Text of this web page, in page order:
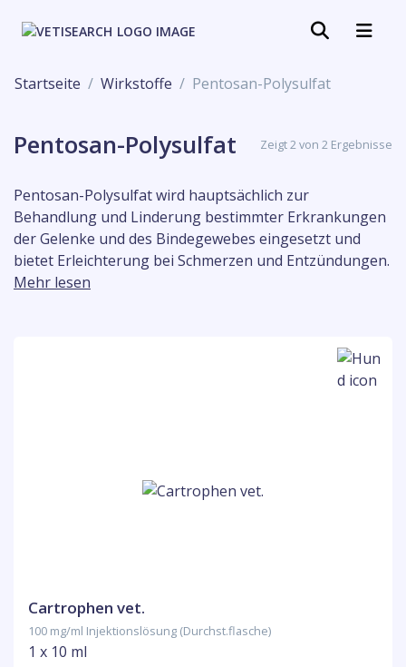
Startseite Wirkstoffe Pentosan-Polysulfat
Pentosan-Polysulfat Zeigt 2 von 2 Ergebnisse
Pentosan-Polysulfat wird hauptsächlich zur
Behandlung und Linderung bestimmter Erkrankungen
der Gelenke und des Bindegewebes eingesetzt und
bietet Erleichterung bei Schmerzen und Entzündungen.
Mehr lesen
Cartrophen vet.
100 mg/ml Injektionslösung (Durchst.flasche)
1 x 10 ml